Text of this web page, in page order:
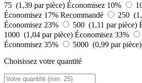
75 (1,39 par pièce) Économisez 10%
Économisez 17% Recommandé
250
Économisez 23%
500 (1,11 par pièce)
1000 (1,04 par pièce) Économisez 33%
Économisez 35%
5000 (0,99 par pièce)
Choisissez votre quantité